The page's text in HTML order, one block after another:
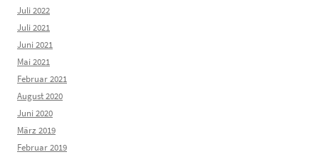
Juli 2022
Juli 2021
Juni 2021
Mai 2021
Februar 2021
August 2020
Juni 2020
März 2019
Februar 2019